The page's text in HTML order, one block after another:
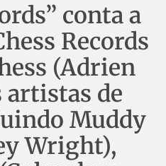
conta a
Records
(Adrien
artistas de
Muddy
Wright),